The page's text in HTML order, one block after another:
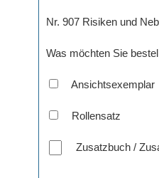
Nr. 907 Risiken und
Was möchten Sie
Ansichtsexemplar
Rollensatz
Zusatzbuch /